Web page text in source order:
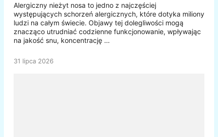
Alergiczny nieżyt nosa to jedno z najczęściej
występujących schorzeń alergicznych, które dotyka miliony
ludzi na całym świecie. Objawy tej dolegliwości mogą
znacząco utrudniać codzienne funkcjonowanie, wpływając
na jakość snu, koncentrację …
31 lipca 2026